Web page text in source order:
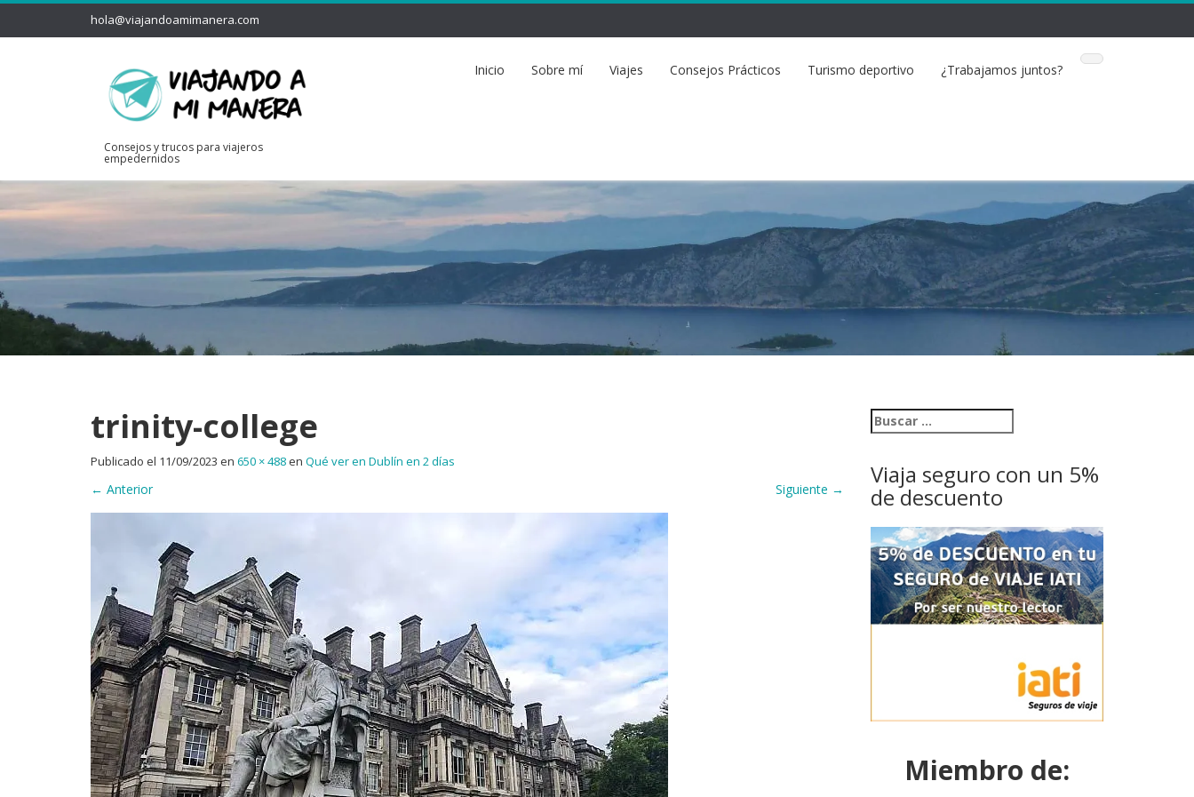
hola@viajandoamimanera.com
Consejos y trucos para viajeros
empedernidos
Inicio Sobre mí Viajes Consejos Prácticos Turismo deportivo ¿Trabajamos juntos?
trinity-college
Publicado el 11/09/2023 en 650 × 488en Qué ver en Dublín en 2 días
← Anterior Siguiente →
Viaja seguro con un 5%
de descuento
Miembro de: